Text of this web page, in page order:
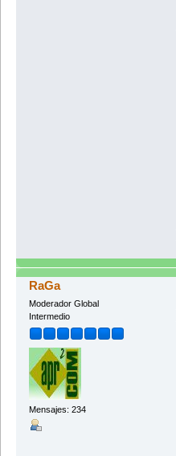
RaGa
Moderador Global
Intermedio
Mensajes: 234